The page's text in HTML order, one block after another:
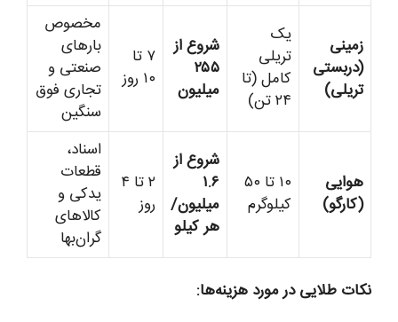
زمینی
(دربستی
تریلی)
یک
تریلی
کامل (تا
۲۴ تن)
شروع از
۲۵۵
میلیون
۷ تا
۱۰ روز
مخصوص
بارهای
صنعتی و
تجاری فوق
سنگین
هوایی
(کارگو)
۱۰ تا ۵۰
کیلوگرم
شروع از
۱.۶
میلیون/
هر کیلو
۲ تا ۴
روز
اسناد،
قطعات
یدکی و
کالاهای
گران‌بها
نکات طلایی در مورد هزینه‌ها: